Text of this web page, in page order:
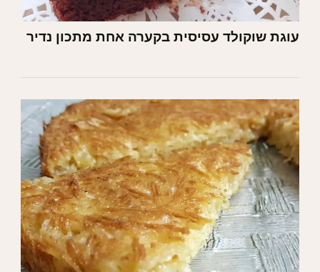
עוגת שוקולד עסיסית בקערה אחת מתכון נדיר